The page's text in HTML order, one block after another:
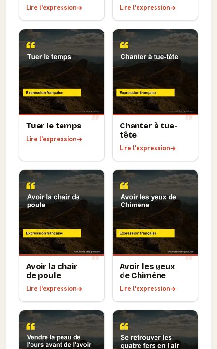
Lire l'expression Lire l'expression
Tuer le temps
Lire l'expression
Chanter à tue-
tête
Lire l'expression
Avoir la chair
de poule
Lire l'expression
Avoir les yeux
de Chimène
Lire l'expression